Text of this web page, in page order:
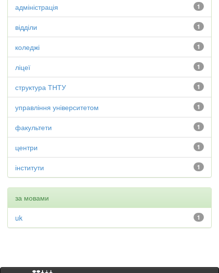
1
адміністрація
1
відділи
1
коледжі
1
ліцеї
1
структура ТНТУ
1
управління університетом
1
факультети
1
центри
1
інститути
за мовами
1
uk